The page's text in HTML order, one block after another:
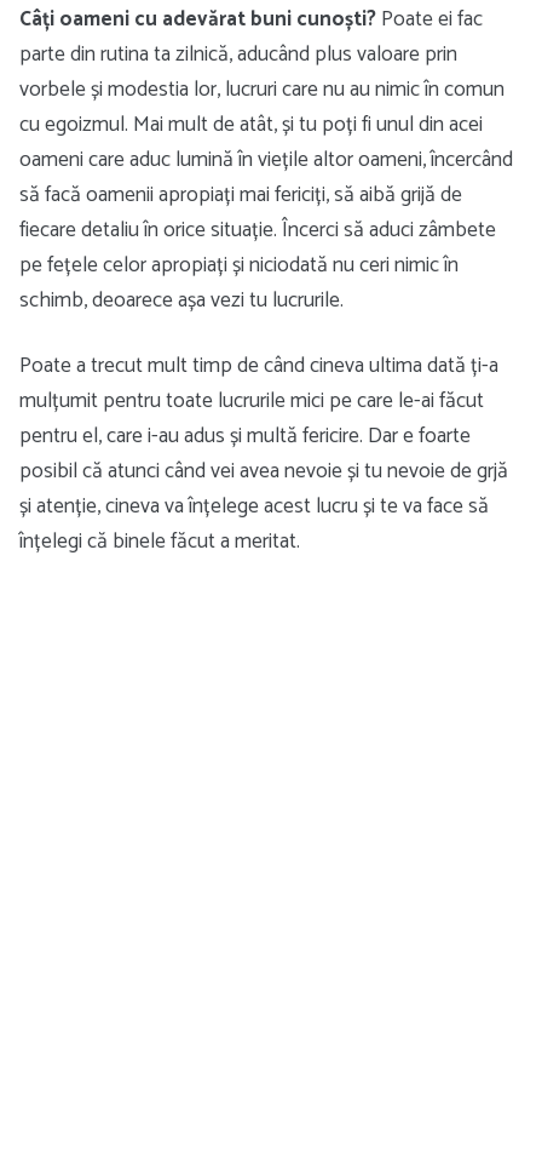
Câți oameni cu adevărat buni cunoști?Poate ei fac
parte din rutina ta zilnică, aducând plus valoare prin
vorbele și modestia lor, lucruri care nu au nimic în comun
cu egoizmul. Mai mult de atât, și tu poți fi unul din acei
oameni care aduc lumină în viețile altor oameni, încercând
să facă oamenii apropiați mai fericiți, să aibă grijă de
fiecare detaliu în orice situație. Încerci să aduci zâmbete
pe fețele celor apropiați și niciodată nu ceri nimic în
schimb, deoarece așa vezi tu lucrurile.
Poate a trecut mult timp de când cineva ultima dată ți-a
mulțumit pentru toate lucrurile mici pe care le-ai făcut
pentru el, care i-au adus și multă fericire. Dar e foarte
posibil că atunci când vei avea nevoie și tu nevoie de grjă
și atenție, cineva va înțelege acest lucru și te va face să
înțelegi că binele făcut a meritat.